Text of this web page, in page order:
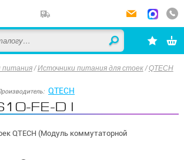
питания /Источники питания для стоек /QTECH
QTECH
FE-D I
QTECH (Модуль коммутаторной